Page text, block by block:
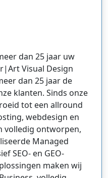
dan 25 jaar uw
Visual Design
dan 25 jaar de
klanten. Sinds onze
tot een allround
webdesign en
volledig ontworpen,
Managed
SEO- en GEO-
maken wij